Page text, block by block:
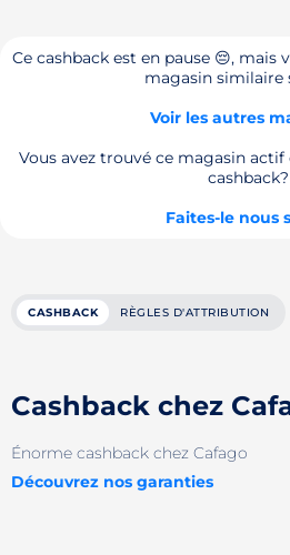
Ce cashback est en pause 😔, mais
magasin similaire
Voir les autres
Vous avez trouvé ce magasin
cashback?
Faites-le nous
CASHBACK RÈGLES D'ATTRIBUTION
Cashback chez
Énorme cashback chez Cafago
Découvrez nos garanties